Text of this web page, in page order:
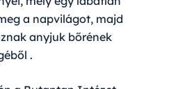
a napvilágot, majd
anyjuk bőrének
.